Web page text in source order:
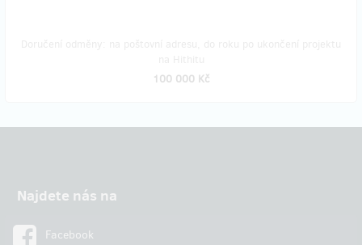
100 000 Kč
Najdete nás na
Facebook